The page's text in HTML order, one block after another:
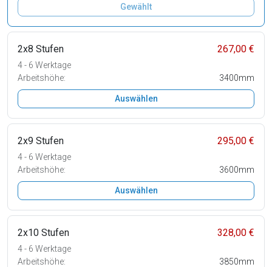
Gewählt
2x8 Stufen 267,00 €
4 - 6 Werktage
Arbeitshöhe:
3400mm
Auswählen
2x9 Stufen 295,00 €
4 - 6 Werktage
Arbeitshöhe:
3600mm
Auswählen
2x10 Stufen 328,00 €
4 - 6 Werktage
Arbeitshöhe:
3850mm